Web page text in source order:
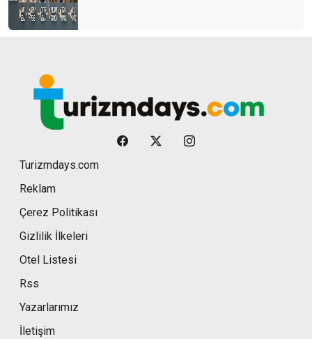
Turizmdays.com
Reklam
Çerez Politikası
Gizlilik İlkeleri
Otel Listesi
Rss
Yazarlarımız
İletişim